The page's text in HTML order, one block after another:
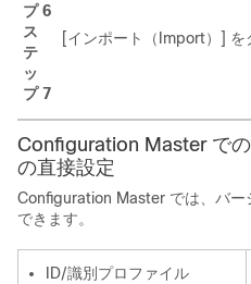
プ 6
ス
テ
ッ
プ 7
[インポート（Import）] を
Configuration Master で
の直接設定
Configuration Master では、バー
できます。
ID/識別プロファイル